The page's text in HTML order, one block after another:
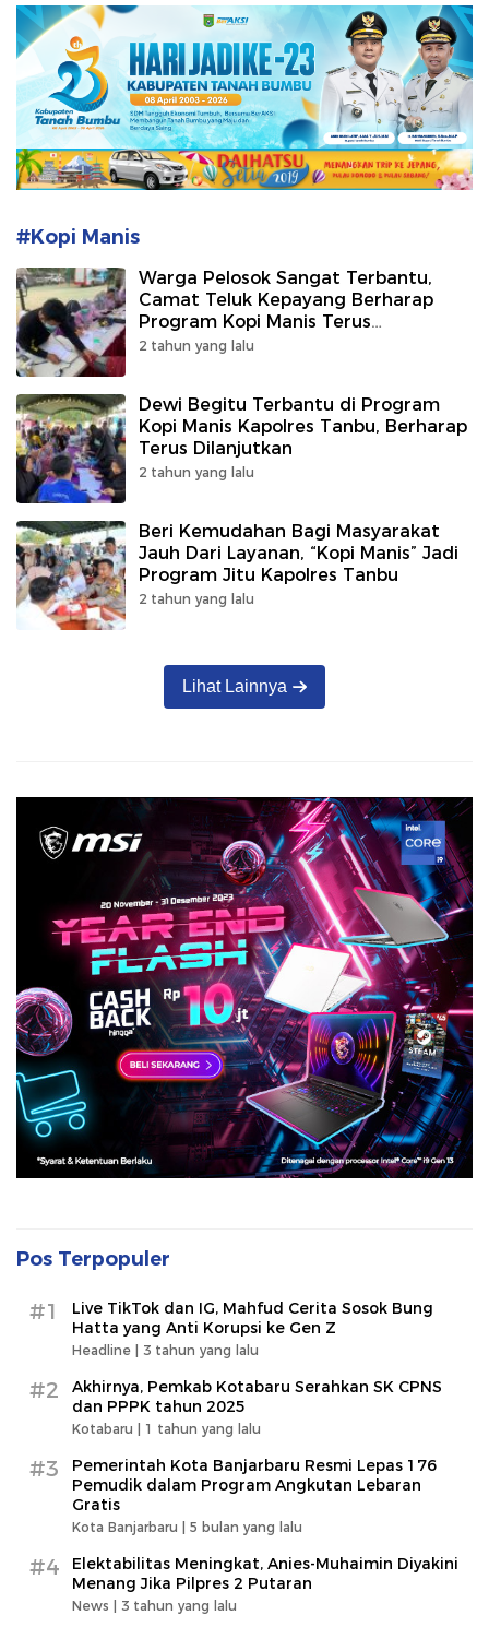
#Kopi Manis
Warga Pelosok Sangat Terbantu,
Camat Teluk Kepayang Berharap
Program Kopi Manis Terus
Dilanjutkan
2 tahun yang lalu
Dewi Begitu Terbantu di Program
Kopi Manis Kapolres Tanbu, Berharap
Terus Dilanjutkan
2 tahun yang lalu
Beri Kemudahan Bagi Masyarakat
Jauh Dari Layanan, “Kopi Manis” Jadi
Program Jitu Kapolres Tanbu
2 tahun yang lalu
Lihat Lainnya
Pos Terpopuler
#1
Live TikTok dan IG, Mahfud Cerita Sosok Bung
Hatta yang Anti Korupsi ke Gen Z
Headline | 3 tahun yang lalu
#2
Akhirnya, Pemkab Kotabaru Serahkan SK CPNS
dan PPPK tahun 2025
Kotabaru | 1 tahun yang lalu
#3
Pemerintah Kota Banjarbaru Resmi Lepas 176
Pemudik dalam Program Angkutan Lebaran
Gratis
Kota Banjarbaru | 5 bulan yang lalu
#4
Elektabilitas Meningkat, Anies-Muhaimin Diyakini
Menang Jika Pilpres 2 Putaran
News | 3 tahun yang lalu